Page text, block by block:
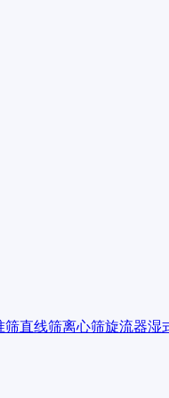
筛直线筛离心筛旋流器湿